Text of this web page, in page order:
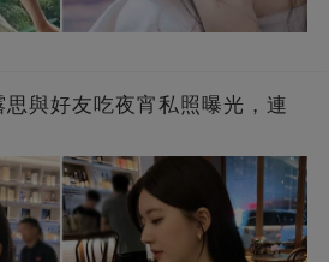
與好友吃夜宵私照曝光，連